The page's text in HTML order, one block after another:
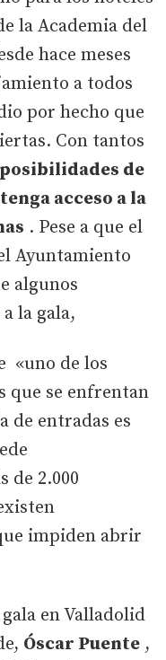
la Academia del
hace meses
a todos
por hecho que
Con tantos
de
acceso a la
. Pese a que el
Ayuntamiento
algunos
la gala,
«uno de los
que se enfrentan
de entradas es
de 2.000
impiden abrir
en Valladolid
Óscar Puente ,